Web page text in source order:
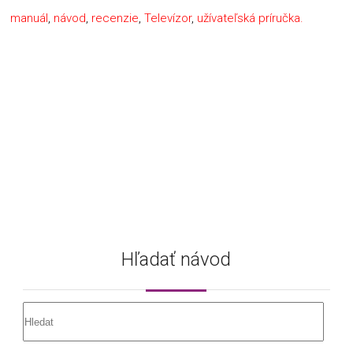
manuál, návod, recenzie,Televízor, užívateľská príručka.
Hľadať návod